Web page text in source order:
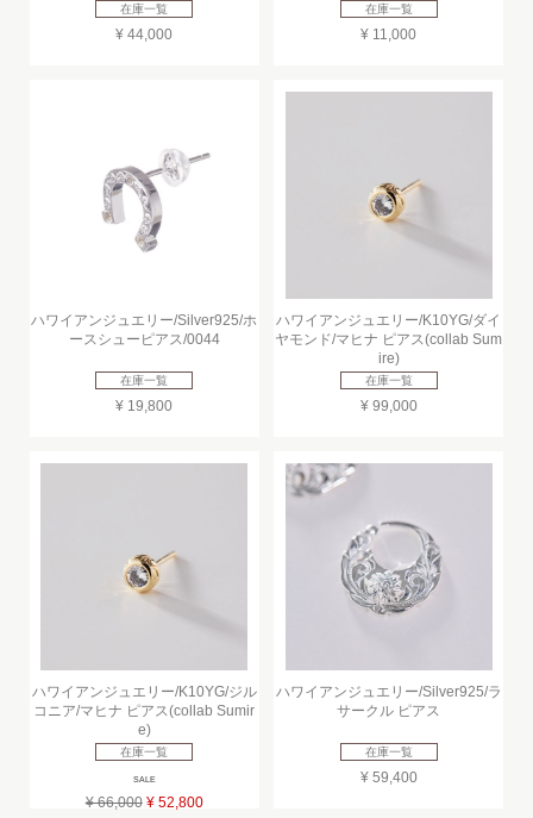
在庫一覧
¥ 44,000
在庫一覧
¥ 11,000
ハワイアンジュエリー/Silver925/ホ
ースシューピアス/0044
在庫一覧
¥ 19,800
ハワイアンジュエリー/K10YG/ダイ
ヤモンド/マヒナ ピアス(collab Sum
ire)
在庫一覧
¥ 99,000
ハワイアンジュエリー/K10YG/ジル
コニア/マヒナ ピアス(collab Sumir
e)
在庫一覧
SALE
¥ 66,000 ¥ 52,800
ハワイアンジュエリー/Silver925/ラ
サークル ピアス
在庫一覧
¥ 59,400